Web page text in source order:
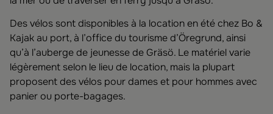
Des vélos sont disponibles à la location en été chez Bo &
Kajak au port, à l’office du tourisme d’Öregrund, ainsi
qu’à l’auberge de jeunesse de Gräsö. Le matériel varie
légèrement selon le lieu de location, mais la plupart
proposent des vélos pour dames et pour hommes avec
panier ou porte-bagages.